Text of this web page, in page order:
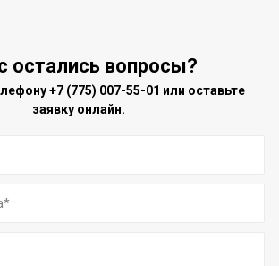
остались вопросы?
+7 (775) 007-55-01 или оставьте
заявку онлайн.